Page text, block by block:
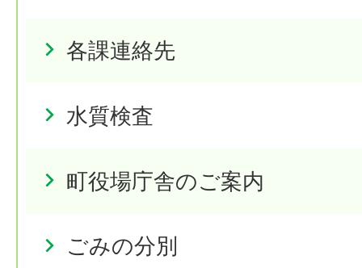
各課連絡先
水質検査
町役場庁舎のご案内
ごみの分別